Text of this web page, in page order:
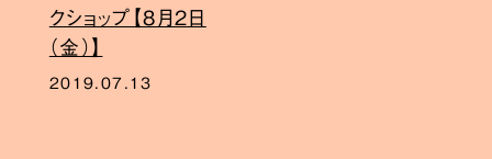
クショップ【8月2日
（金）】
2019.07.13